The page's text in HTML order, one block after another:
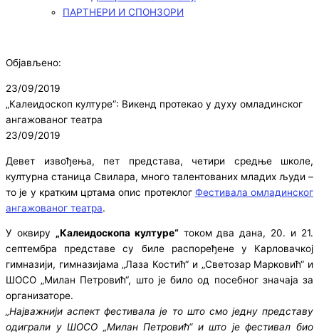
ПАРТНЕРИ И СПОНЗОРИ
Објављено:
23/09/2019
„Калеидоскоп културе“: Викенд протекао у духу омладинског
ангажованог театра
23/09/2019
Девет извођења, пет представа, четири средње школе,
културна станица Свилара, много талентованих младих људи –
то је у кратким цртама опис протеклог Фестивала омладинског
ангажованог театра.
У оквиру „Калеидоскопа културе“током два дана, 20. и 21.
септембра представе су биле распоређене у Карловачкој
гимназији, гимназијама „Лаза Костић“ и „Светозар Марковић“ и
ШОСО „Милан Петровић“, што је било од посебног значаја за
организаторе.
„Најважнији аспект фестивала је то што смо једну представу
одиграли у ШОСО „Милан Петровић“ и што је фестивал био